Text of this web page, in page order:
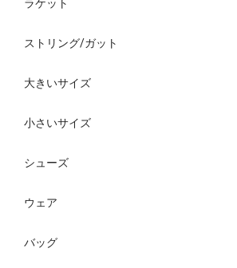
ラケット
ストリング/ガット
大きいサイズ
小さいサイズ
シューズ
ウェア
バッグ